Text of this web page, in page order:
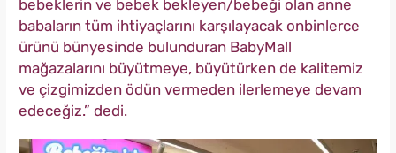
bebeklerin ve bebek bekleyen/bebeği olan anne
babaların tüm ihtiyaçlarını karşılayacak onbinlerce
ürünü bünyesinde bulunduran BabyMall
mağazalarını büyütmeye, büyütürken de kalitemiz
ve çizgimizden ödün vermeden ilerlemeye devam
edeceğiz.” dedi.